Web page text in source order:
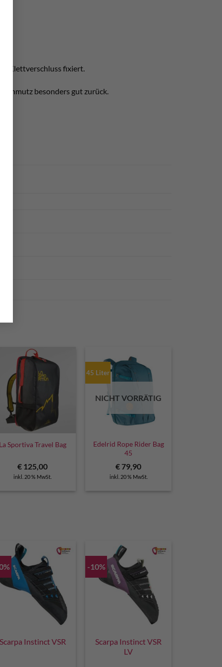
Klettverschluss fixiert.
besonders gut zurück.
Sportiva Travel Bag
€ 125,00
inkl. 20 % MwSt.
45 Liter
NICHT VORRÄTIG
Edelrid Rope Rider Bag
45
€ 79,90
inkl. 20 % MwSt.
Instinct VSR
-10%
Scarpa Instinct VSR
LV